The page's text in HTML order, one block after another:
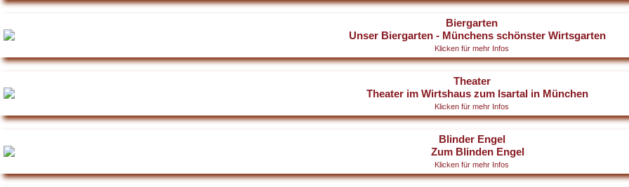
Biergarten
Klicken für mehr Infos
Theater
Klicken für mehr Infos
Blinder Engel
Klicken für mehr Infos